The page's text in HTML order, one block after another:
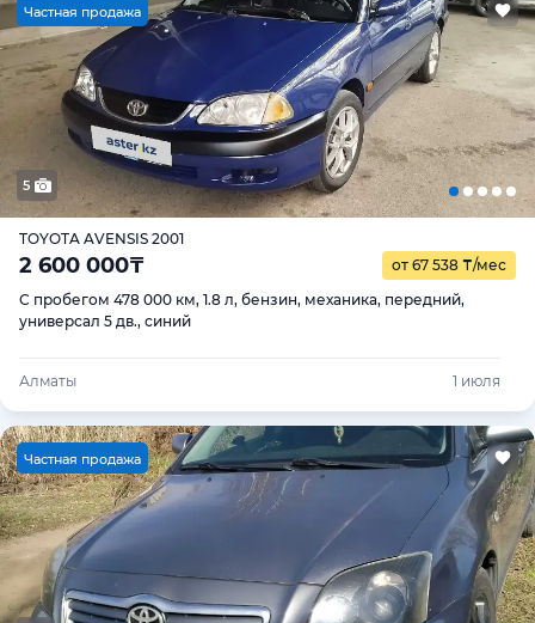
Частная продажа
5
TOYOTA AVENSIS 2001
2 600 000₸ от 67 538 ₸/мес
С пробегом 478 000 км, 1.8 л, бензин, механика, передний,
универсал 5 дв., синий
Алматы 1 июля
Частная продажа